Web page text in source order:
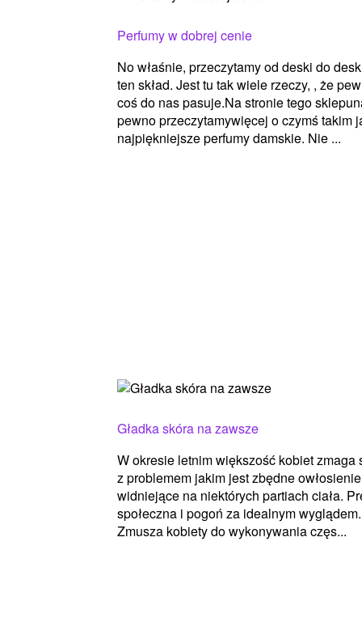
Perfumy w dobrej cenie
No właśnie, przeczytamy od deski do
ten skład. Jest tu tak wiele rzeczy, , że
coś do nas pasuje.Na stronie tego
pewno przeczytamywięcej o czymś takim
najpiękniejsze perfumy damskie. Nie ...
Gładka skóra na zawsze
W okresie letnim większość kobiet zmaga
z problemem jakim jest zbędne owłosienie
widniejące na niektórych partiach ciała.
społeczna i pogoń za idealnym wyglądem.
Zmusza kobiety do wykonywania częs...